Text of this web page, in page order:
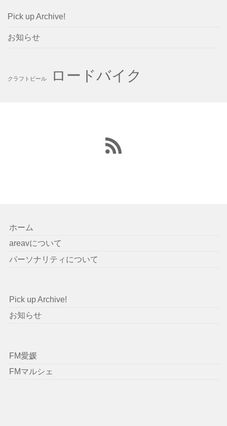
Pick up Archive!
お知らせ
クラフトビール ロードバイク
ホーム
areavについて
パーソナリティについて
Pick up Archive!
お知らせ
FM愛媛
FMマルシェ